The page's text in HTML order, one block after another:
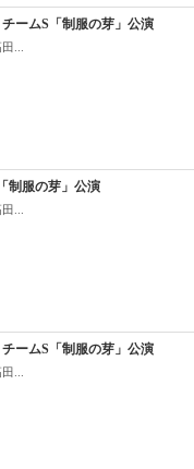
ームS「制服の芽」公演
...
制服の芽」公演
...
ームS「制服の芽」公演
...